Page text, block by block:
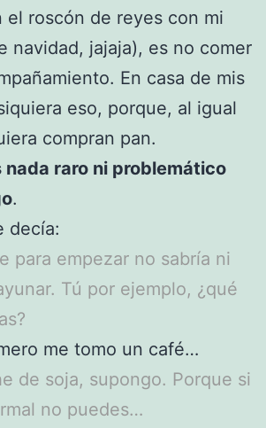
el roscón de reyes con mi
navidad, jajaja), es no comer
En casa de mis
eso, porque, al igual
compran pan.
nada raro ni problemático
.
decía:
para empezar no sabría ni
Tú por ejemplo, ¿qué
me tomo un café…
de soja, supongo. Porque si
no puedes…